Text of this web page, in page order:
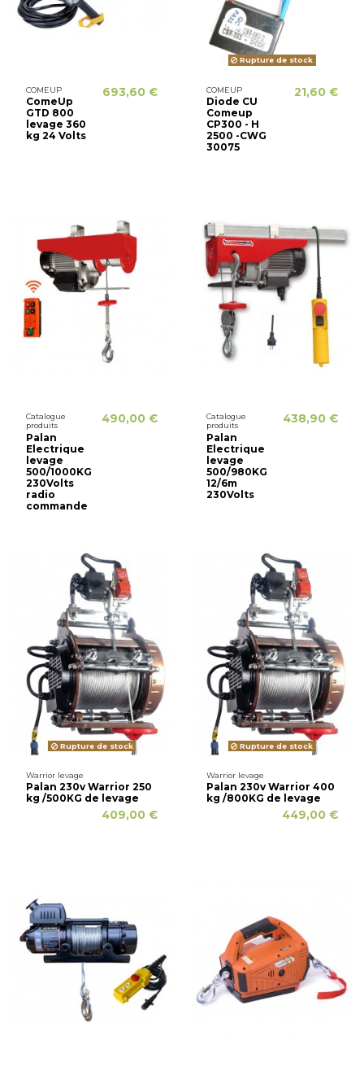
COMEUP
ComeUp
GTD 800
levage 360
kg 24 Volts
693,60 €
Rupture de stock
COMEUP
Diode CU
Comeup
CP300 - H
2500 -CWG
30075
21,60 €
Catalogue
produits
Palan
Electrique
levage
500/1000KG
230Volts
radio
commande
490,00 €
Catalogue
produits
Palan
Electrique
levage
500/980KG
12/6m
230Volts
438,90 €
Rupture de stock
Warrior levage
Palan 230v Warrior 250
kg /500KG de levage
409,00 €
Rupture de stock
Warrior levage
Palan 230v Warrior 400
kg /800KG de levage
449,00 €